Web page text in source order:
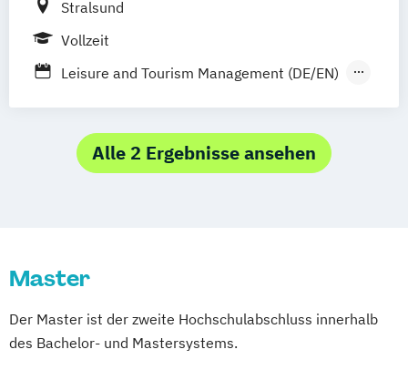
Stralsund
Vollzeit
Leisure and Tourism Management (DE/EN)
Alle 2 Ergebnisse ansehen
Master
Der Master ist der zweite Hochschulabschluss innerhalb
des Bachelor- und Mastersystems.